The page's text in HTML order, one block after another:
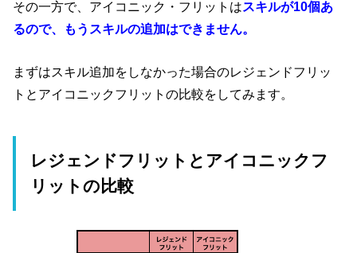
その一方で、アイコニック・フリットはスキルが10個あ
るので、もうスキルの追加はできません。
まずはスキル追加をしなかった場合のレジェンドフリッ
トとアイコニックフリットの比較をしてみます。
レジェンドフリットとアイコニックフ
リットの比較